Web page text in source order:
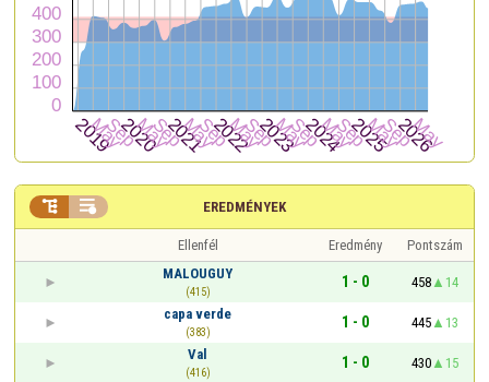
EREDMÉNYEK
 
Ellenfél Eredmény
Pontszám
MALOUGUY
(415)
1 - 0 458
14
capa verde
(383)
1 - 0 445
13
Val
(416)
1 - 0 430
15